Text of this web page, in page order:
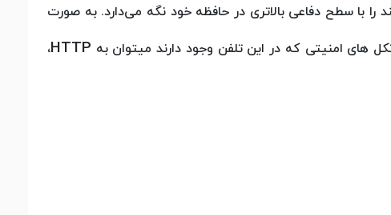
را با سطح دفاعی بالاتری در حافظه خود نگه می‌دارد. به صورت
امنیتی که در این تلفن وجود دارند میتوان به HTTP،